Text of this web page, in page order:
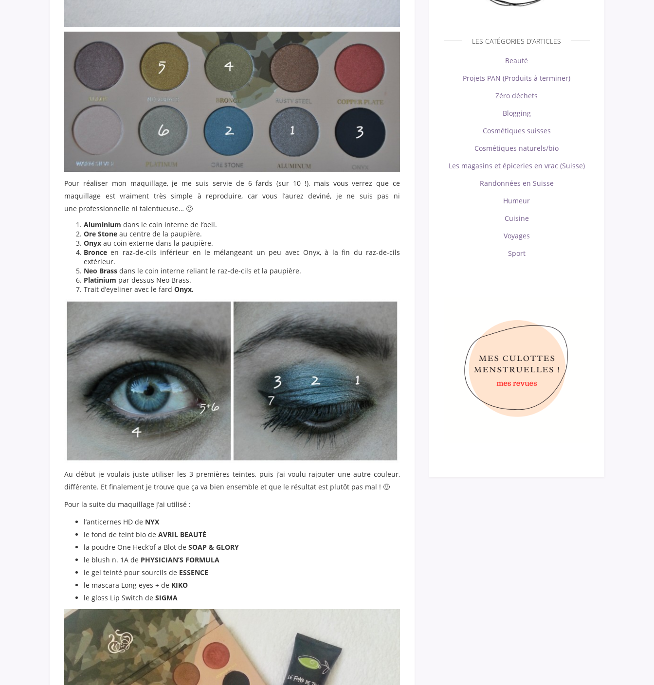
Pour réaliser mon maquillage, je me suis servie de 6 fards (sur 10 !), mais vous verrez que ce
maquillage est vraiment très simple à reproduire, car vous l’aurez deviné, je ne suis pas ni
une professionnelle ni talentueuse… 🙂
Aluminium dans le coin interne de l’oeil.
Ore Stone au centre de la paupière.
Onyx au coin externe dans la paupière.
Bronce en raz-de-cils inférieur en le mélangeant un peu avec Onyx, à la fin du raz-de-cils
extérieur.
Neo Brass dans le coin interne reliant le raz-de-cils et la paupière.
Platinium par dessus Neo Brass.
Trait d’eyeliner avec le fard Onyx.
Au début je voulais juste utiliser les 3 premières teintes, puis j’ai voulu rajouter une autre couleur,
différente. Et finalement je trouve que ça va bien ensemble et que le résultat est plutôt pas mal ! 🙂
Pour la suite du maquillage j’ai utilisé :
l’anticernes HD de NYX
le fond de teint bio de AVRIL BEAUTÉ
la poudre One Heck’of a Blot de SOAP & GLORY
le blush n. 1A de PHYSICIAN’S FORMULA
le gel teinté pour sourcils de ESSENCE
le mascara Long eyes + de KIKO
le gloss Lip Switch de SIGMA
LES CATÉGORIES D’ARTICLES
Beauté
Projets PAN (Produits à terminer)
Zéro déchets
Blogging
Cosmétiques suisses
Cosmétiques naturels/bio
Les magasins et épiceries en vrac (Suisse)
Randonnées en Suisse
Humeur
Cuisine
Voyages
Sport